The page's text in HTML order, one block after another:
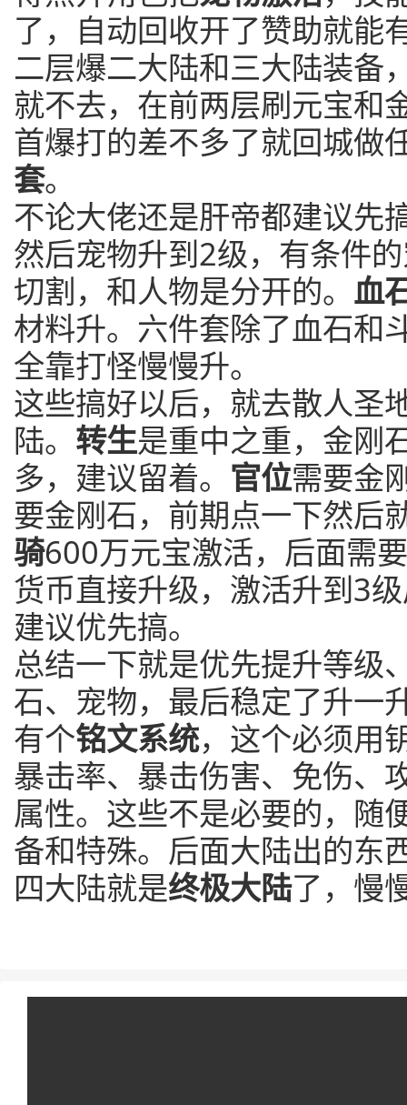
了，自动回收开了赞助就能
二层爆二大陆和三大陆装备
就不去，在前两层刷元宝和
首爆打的差不多了就回城做
套。
不论大佬还是肝帝都建议先
然后宠物升到2级，有条件
切割，和人物是分开的。 血
材料升。六件套除了血石和
全靠打怪慢慢升。
这些搞好以后，就去散人圣
陆。 转生是重中之重，金刚
多，建议留着。 官位需要金
要金刚石，前期点一下然后
骑600万元宝激活，后面需
货币直接升级，激活升到3
建议优先搞。
总结一下就是优先提升等级
石、宠物，最后稳定了升一
有个铭文系统，这个必须用
暴击率、暴击伤害、免伤、
属性。这些不是必要的，随
备和特殊。后面大陆出的东
四大陆就是终极大陆了，慢